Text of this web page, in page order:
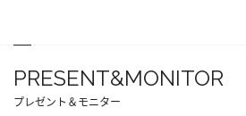
PRESENT&MONITOR
プレゼント＆モニター